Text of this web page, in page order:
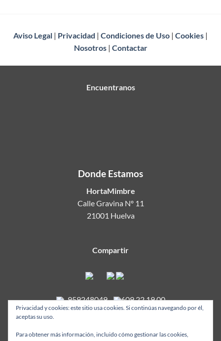
Privacidad y cookies: este sitio usa cookies. Si continúas navegando por él,
aceptas su uso.
Para obtener más información, incluido cómo gestionar las cookies,
Aviso Legal | Privacidad | Condiciones de Uso | Cookies |
Nosotros| Contactar
Encuentranos
Donde Estamos
HortaMimbre
Calle Gravina Nº 11
21001 Huelva
Compartir
959248049- 609 22 19 00